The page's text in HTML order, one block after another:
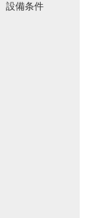
設備条件